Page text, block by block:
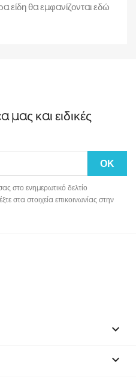
είδη θα εμφανίζονται εδώ
μας και ειδικές
στο ενημερωτικό δελτίο
στα στοιχεία επικοινωνίας στην

